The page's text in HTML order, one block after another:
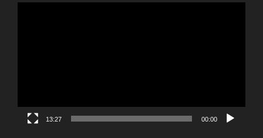
00:00
13:27